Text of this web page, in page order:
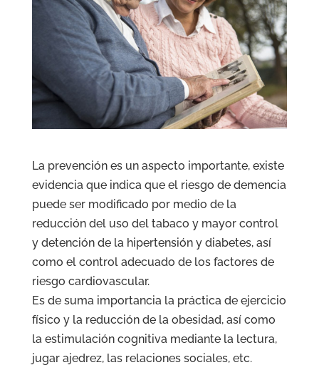
La prevención es un aspecto importante, existe
evidencia que indica que el riesgo de demencia
puede ser modificado por medio de la
reducción del uso del tabaco y mayor control
y detención de la hipertensión y diabetes, así
como el control adecuado de los factores de
riesgo cardiovascular.
Es de suma importancia la práctica de ejercicio
físico y la reducción de la obesidad, así como
la estimulación cognitiva mediante la lectura,
jugar ajedrez, las relaciones sociales, etc.